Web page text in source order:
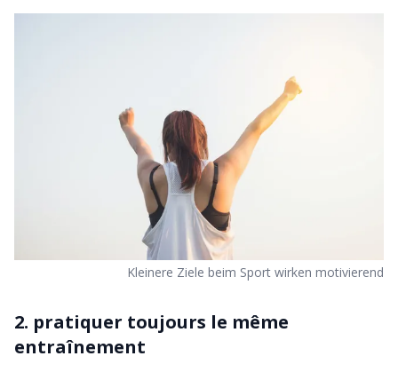
Kleinere Ziele beim Sport wirken motivierend
2. pratiquer toujours le même
entraînement